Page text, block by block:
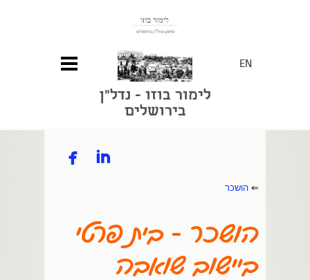
לימור בוזו - נדל"ן
בירושלים
EN
 
⇐ הושכר
הושכר - בית פרטי
ביישוב שואבה